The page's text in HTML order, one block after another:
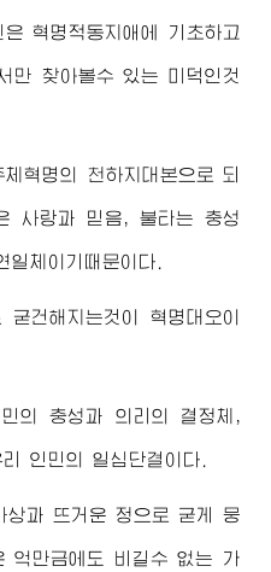
혁명적동지애에 기초하고
만 찾아볼수 있는 미덕인것
혁명의 천하지대본으로 되
사랑과 믿음, 불타는 충성
일체이기때문이다.
건해지는것이 혁명대오이
의 충성과 의리의 결정체,
인민의 일심단결이다.
상과 뜨거운 정으로 굳게 뭉
억만금에도 비길수 없는 가